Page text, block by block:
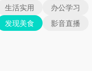
生活实用
办公学习
发现美食
影音直播